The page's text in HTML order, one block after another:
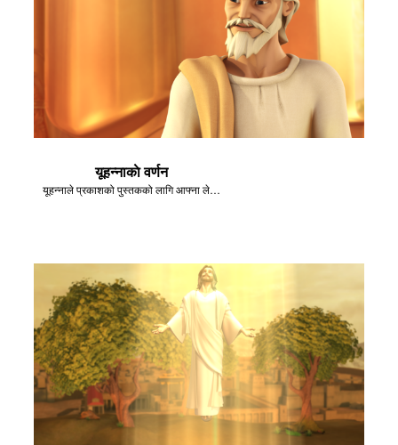
यूहन्नाकाे वर्णन
यूहन्नाले प्रकाशको पुस्तकको लागि आफ्ना लेखहरूको बारेमा बताउँछन्।